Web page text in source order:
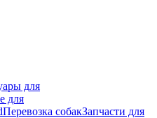
для
для
Перевозка собакЗапчасти для